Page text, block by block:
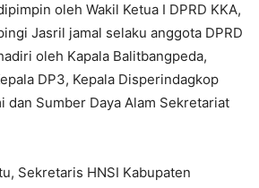
oleh Wakil Ketua I DPRD KKA,
Jasril jamal selaku anggota DPRD
oleh Kapala Balitbangpeda,
DP3, Kepala Disperindagkop
dan Sumber Daya Alam Sekretariat
Sekretaris HNSI Kabupaten